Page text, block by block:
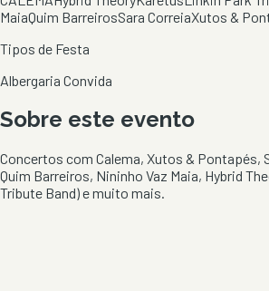
MaiaQuim BarreirosSara CorreiaXutos &
Tipos de Festa
Albergaria Convida
Sobre este evento
Concertos com Calema, Xutos & Pontapés,
Quim Barreiros, Nininho Vaz Maia, Hybrid
Tribute Band) e muito mais.